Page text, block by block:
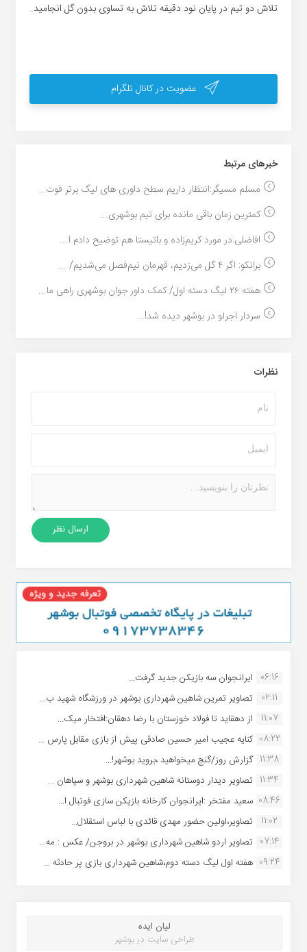
تلاش دو تیم در پایان نود دقیقه تلاش به تساوی بدون گل انجامید.
عضویت در کانال تلگرام
خبر‌های مرتبط
مسلم مسیگر:انتظار داریم سطح داوری های لیگ برتر فوت...
کمترین زمان باقی مانده برای تیم بوشهری...
افاضلی:در مورد کریم‌زاده و باتیستا هم توضیح دادم آ...
برانکو: اگر ۴ گل می‌زدیم، قهرمان نیم‌فصل می‌شدیم/ ...
هفته ۲۶ لیگ دسته اول/ کمک داور جوان بوشهری راهی ما...
سردار آجرلو در بوشهر دیده شد!...
نظرات
06:16 ایرانجوان سه بازیکن جدید گرفت...
02:11
تصاویر تمرین شاهین شهردارى بوشهر در ورزشگاه شهید ب...
11:07
از دهقاید تا فولاد خوزستان با رضا دهقان:افتخار میک...
08:22 کنایه عجیب امیر حسین صادقی پیش از بازی مقابل پارس ...
11:38 گزارش روز/گنج میخواهید ،بروید بوشهر!...
11:34 تصاویر دیدار دوستانه شاهین شهردارى بوشهر و سپاهان ...
08:46 سعید مفتخر :ایرانجوان کارخانه بازیکن سازی فوتبال ا...
11:02
تصاویر،اولین حضور مهدی قائدی با لباس استقلال...
07:14 تصاویر اردو شاهین شهرداری بوشهر در بروجن/ عکس : مه...
09:24 هفته اول لیگ دسته دوم،شاهین شهرداری بازی پر حادثه ...
لیان ایده
طراحی سایت در بوشهر